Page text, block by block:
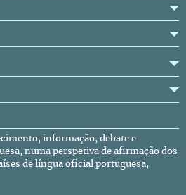
informação, debate e
numa perspetiva de afirmação dos
de língua oficial portuguesa,